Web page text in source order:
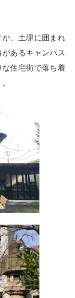
、土塀に囲まれ
あるキャンパス
住宅街で落ち着